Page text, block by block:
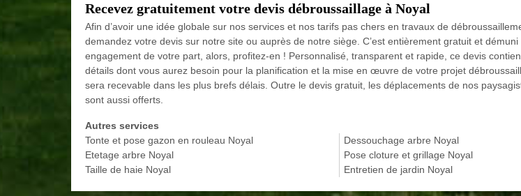
Recevez gratuitement votre devis débroussaillage à Noyal
Afin d’avoir une idée globale sur nos services et nos tarifs pas chers en travaux de
demandez votre devis sur notre site ou auprès de notre siège. C’est entièrement gratuit et démuni
engagement de votre part, alors, profitez-en ! Personnalisé, transparent et rapide, ce devis
détails dont vous aurez besoin pour la planification et la mise en œuvre de votre projet
sera recevable dans les plus brefs délais. Outre le devis gratuit, les déplacements de nos
sont aussi offerts.
Autres services
Tonte et pose gazon en rouleau Noyal
Etetage arbre Noyal
Taille de haie Noyal
Dessouchage arbre Noyal
Pose cloture et grillage Noyal
Entretien de jardin Noyal